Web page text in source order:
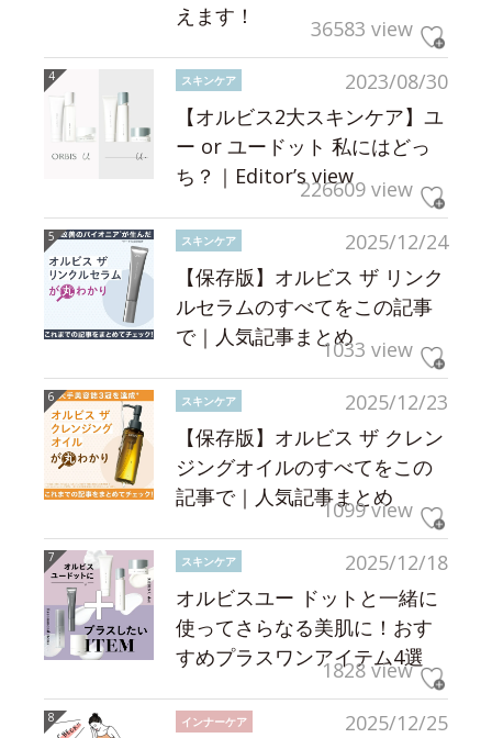
えます！
36583 view
2023/08/30
スキンケア
【オルビス2大スキンケア】ユ
ー or ユードット 私にはどっ
ち？｜Editor’s view226609 view
2025/12/24
スキンケア
【保存版】オルビス ザ リンク
ルセラムのすべてをこの記事
で｜人気記事まとめ1033 view
2025/12/23
スキンケア
【保存版】オルビス ザ クレン
ジングオイルのすべてをこの
記事で｜人気記事まとめ
1099 view
2025/12/18
スキンケア
オルビスユー ドットと一緒に
使ってさらなる美肌に！おす
すめプラスワンアイテム4選
1828 view
2025/12/25
インナーケア